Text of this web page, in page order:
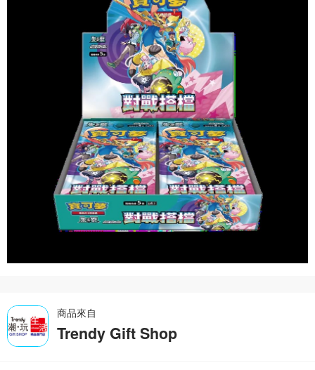
商品來自
Trendy Gift Shop